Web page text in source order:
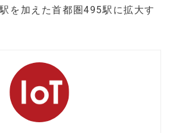
を加えた首都圏495駅に拡大す